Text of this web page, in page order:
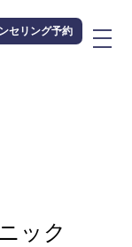
セリング予約
ック